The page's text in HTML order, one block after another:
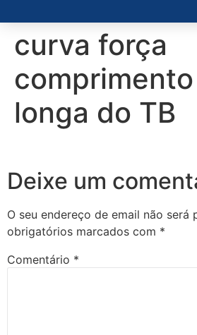
curva força
longa do TB
Deixe um
O seu endereço de email não será
obrigatórios marcados com *
Comentário *